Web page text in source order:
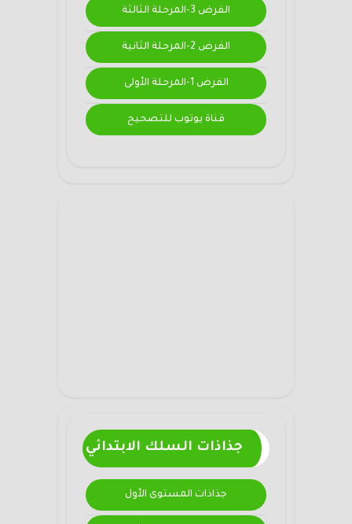
الفرض 3-المرحلة الثالثة
الفرض 2-المرحلة الثانية
الفرض 1-المرحلة الأولى
قناة يوتوب للتصحيح
جذاذات السلك الابتدائي
جذاذات المستوى الأول